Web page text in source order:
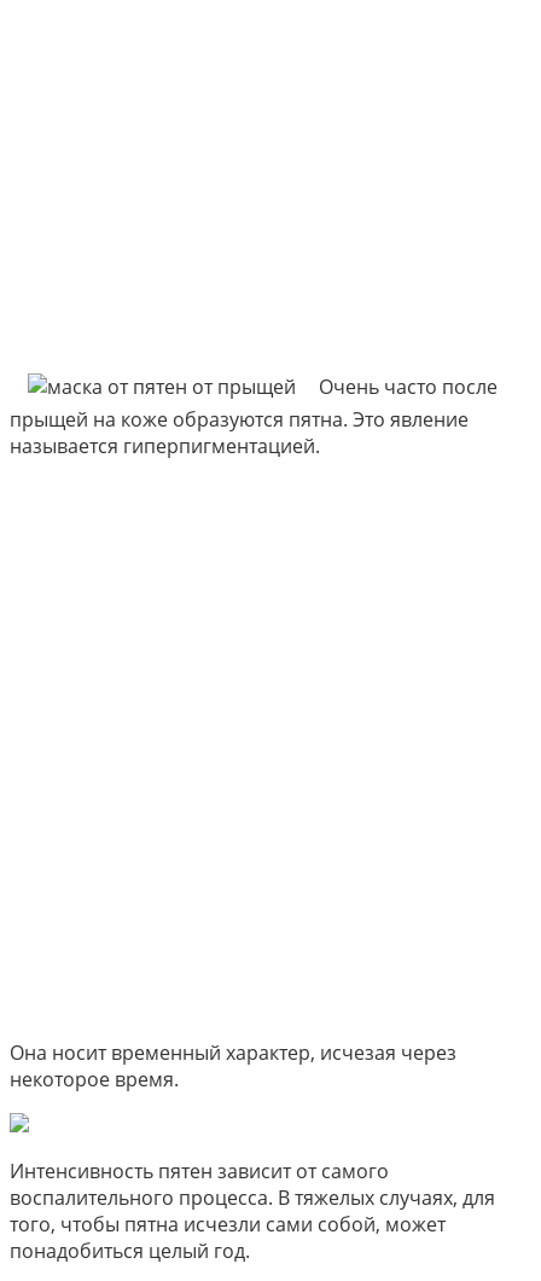
Очень часто после
прыщей на коже образуются пятна. Это явление
называется гиперпигментацией.
Она носит временный характер, исчезая через
некоторое время.
Интенсивность пятен зависит от самого
воспалительного процесса. В тяжелых случаях, для
того, чтобы пятна исчезли сами собой, может
понадобиться целый год.